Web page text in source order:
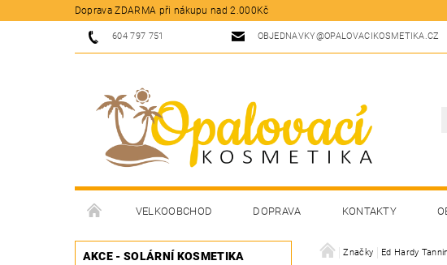
Doprava ZDARMA při nákupu nad 2.000Kč
604 797 751 OBJEDNAVKY@OPALOVACIKOSMETIKA.CZ
VELKOOBCHOD DOPRAVA KONTAKTY
AKCE - SOLÁRNÍ KOSMETIKA Značky Ed Hardy